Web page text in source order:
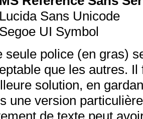
Lucida Sans Unicode
Segoe UI Symbol
seule police (en gras)
que les autres.
solution, en
une version
de texte peut